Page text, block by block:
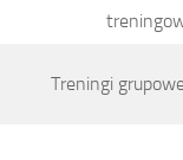
Treningi